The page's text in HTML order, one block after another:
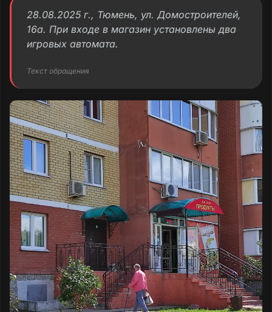
28.08.2025 г., Тюмень, ул. Домостроителей,
16а. При входе в магазин установлены два
игровых автомата.
Текст обращения